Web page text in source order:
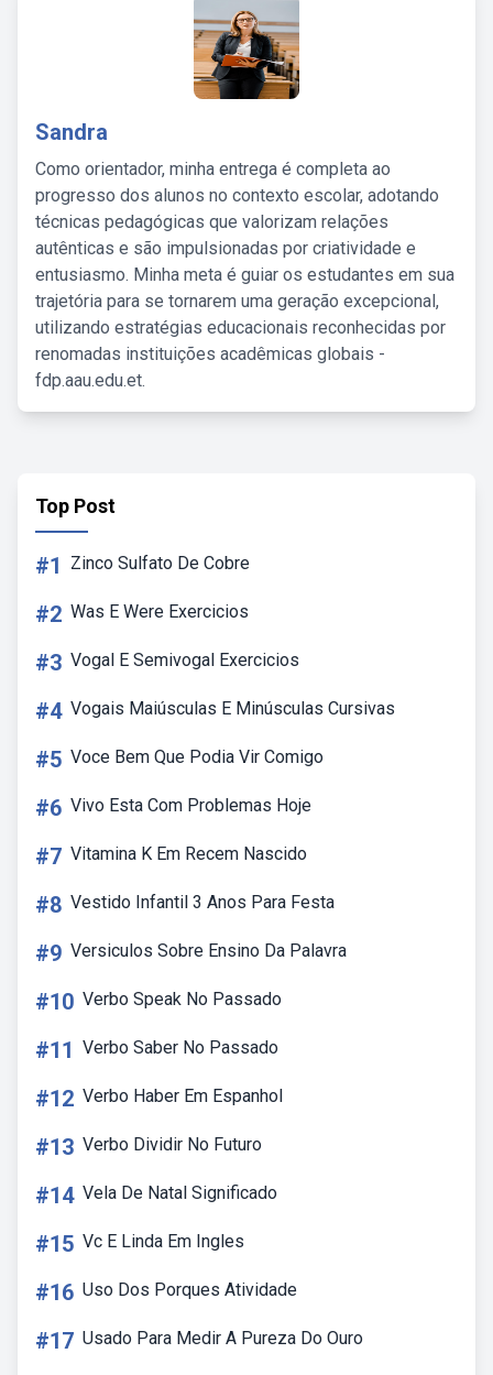
Sandra
Como orientador, minha entrega é completa ao
progresso dos alunos no contexto escolar, adotando
técnicas pedagógicas que valorizam relações
autênticas e são impulsionadas por criatividade e
entusiasmo. Minha meta é guiar os estudantes em sua
trajetória para se tornarem uma geração excepcional,
utilizando estratégias educacionais reconhecidas por
renomadas instituições acadêmicas globais -
fdp.aau.edu.et.
Top Post
#1 Zinco Sulfato De Cobre
#2 Was E Were Exercicios
#3 Vogal E Semivogal Exercicios
#4 Vogais Maiúsculas E Minúsculas Cursivas
#5 Voce Bem Que Podia Vir Comigo
#6 Vivo Esta Com Problemas Hoje
#7 Vitamina K Em Recem Nascido
#8 Vestido Infantil 3 Anos Para Festa
#9 Versiculos Sobre Ensino Da Palavra
#10 Verbo Speak No Passado
#11 Verbo Saber No Passado
#12 Verbo Haber Em Espanhol
#13 Verbo Dividir No Futuro
#14 Vela De Natal Significado
#15 Vc E Linda Em Ingles
#16 Uso Dos Porques Atividade
#17 Usado Para Medir A Pureza Do Ouro